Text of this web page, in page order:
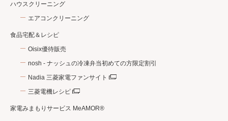
ハウスクリーニング
エアコンクリーニング
食品宅配＆レシピ
Oisix優待販売
nosh - ナッシュの冷凍弁当初めての方限定割引
Nadia 三菱家電ファンサイト
三菱電機レシピ
家電みまもりサービス MeAMOR®